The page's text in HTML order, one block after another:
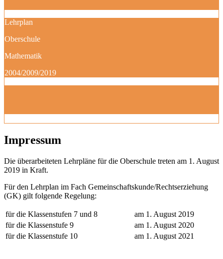
Lehrplan
Oberschule
Mathematik
2004/2009/2019
Impressum
Die überarbeiteten Lehrpläne für die Oberschule treten am 1. August
2019 in Kraft.
Für den Lehrplan im Fach Gemeinschaftskunde/Rechtserziehung
(GK) gilt folgende Regelung:
für die Klassenstufen 7 und 8
am 1. August 2019
für die Klassenstufe 9
am 1. August 2020
für die Klassenstufe 10
am 1. August 2021